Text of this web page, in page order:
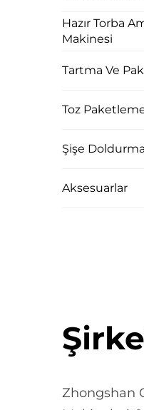
Hazır Torba
Makinesi
Tartma Ve
Toz
Şişe
Aksesuarlar
Zhongshan